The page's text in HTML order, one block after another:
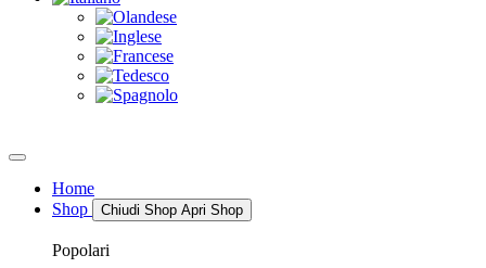
Home
Shop
Chiudi Shop Apri Shop
Popolari